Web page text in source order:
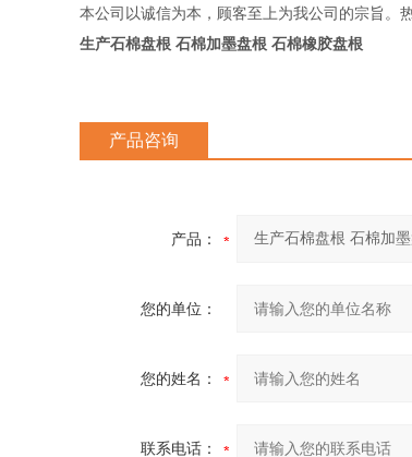
本公司以诚信为本，顾客至上为我公司的宗旨。
生产石棉盘根 石棉加墨盘根 石棉橡胶盘根
产品咨询
产品：
您的单位：
您的姓名：
联系电话：